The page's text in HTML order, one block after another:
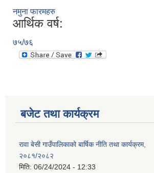
नमुना फारमहरु
आर्थिक वर्ष:
७५/७६
बजेट तथा कार्यक्रम
रावा बेसी गाउँपालिकाको बार्षिक नीति तथा कार्यक्रम,
२०८१/२०८२
मिति: 06/24/2024 - 12:33